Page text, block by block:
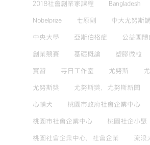
2018社會創業家課程 Bangladesh
Nobelprize 七原則 中大尤努斯
中央大學 亞斯伯格症 公益團體
創業競賽 基礎概論 塑膠微粒
實習 寺日工作室 尤努斯
尤努斯獎 尤努斯獎，尤努斯新聞
心輔犬 桃園市政府社會企業中心
桃園市社會企業中心 桃園社企小聚
桃園社會企業中心，社會企業 流浪